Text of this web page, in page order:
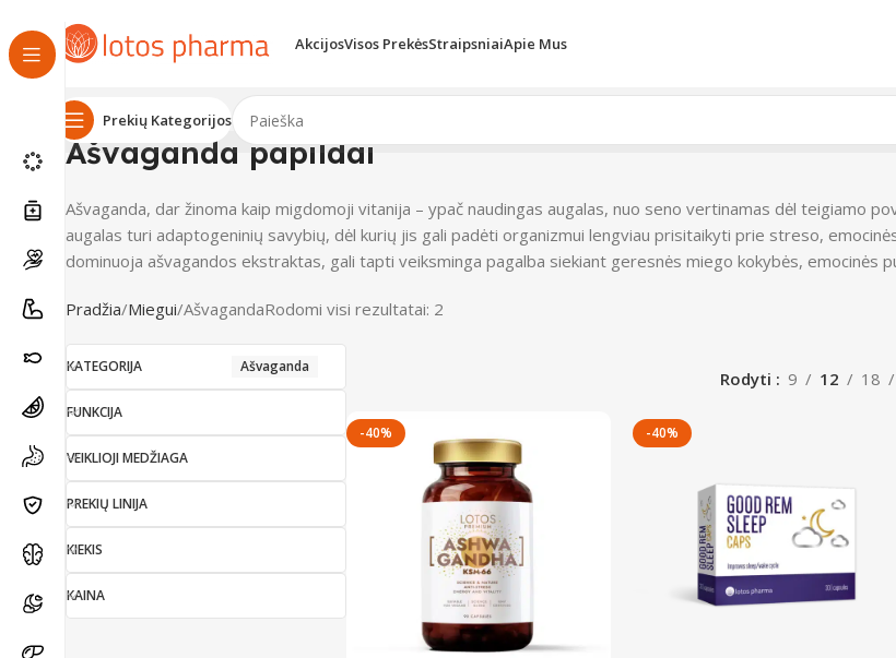
AkcijosVisos PrekėsStraipsniaiApie Mus
Prekių Kategorijos
Ašvaganda papildai
Ašvaganda, dar žinoma kaip migdomoji vitanija – ypač naudingas augalas, nuo seno vertinamas dėl teigiamo
augalas turi adaptogeninių savybių, dėl kurių jis gali padėti organizmui lengviau prisitaikyti prie streso,
dominuoja ašvagandos ekstraktas, gali tapti veiksminga pagalba siekiant geresnės miego kokybės, emocinės
Pradžia Miegui AšvagandaRodomi visi rezultatai: 2
KATEGORIJA Ašvaganda
FUNKCIJA
VEIKLIOJI MEDŽIAGA
PREKIŲ LINIJA
KIEKIS
KAINA
Rodyti 9 12 18
-40% -40%